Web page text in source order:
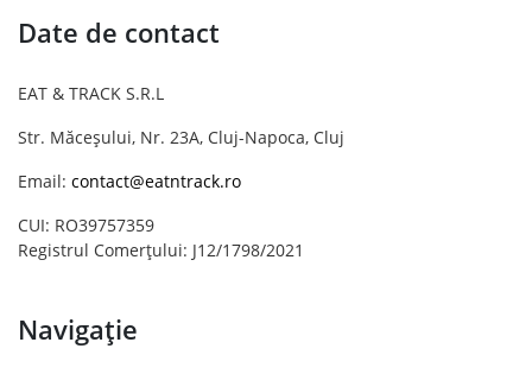
Date de contact
EAT & TRACK S.R.L
Str. Măceșului, Nr. 23A, Cluj-Napoca, Cluj
Email: contact@eatntrack.ro
CUI: RO39757359
Registrul Comerțului: J12/1798/2021
Navigație